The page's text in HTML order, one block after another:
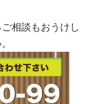
相談もおうけし